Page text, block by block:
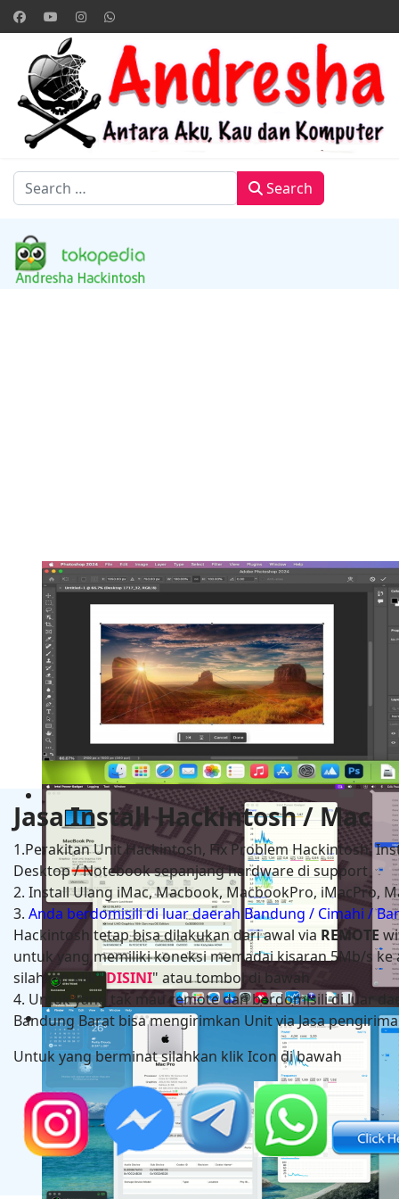
Search Search
Adobe Photoshop 2025 v26.11
Hackintosh in HP Zbook Power G7 Mobile
Jasa Install Hackintosh / Mac
1.Perakitan Unit Hackintosh, Fix Problem Hackintosh,
Desktop / Notebook sepanjang hardware di support
2. Install Ulang iMac, Macbook, MacbookPro, iMacPro,
3. Anda berdomisili di luar daerah Bandung / Cimahi /
Hackintosh tetap bisa dilakukan dari awal via REMOTE
untuk yang memiliki koneksi memadai kisaran 5Mb/s
silahkan klik "DISINI" atau tombol di bawah
4. Untuk yang tak mau remote dan berdomisili di luar
Bandung Barat bisa mengirimkan Unit via Jasa
Untuk yang berminat silahkan klik Icon di bawah